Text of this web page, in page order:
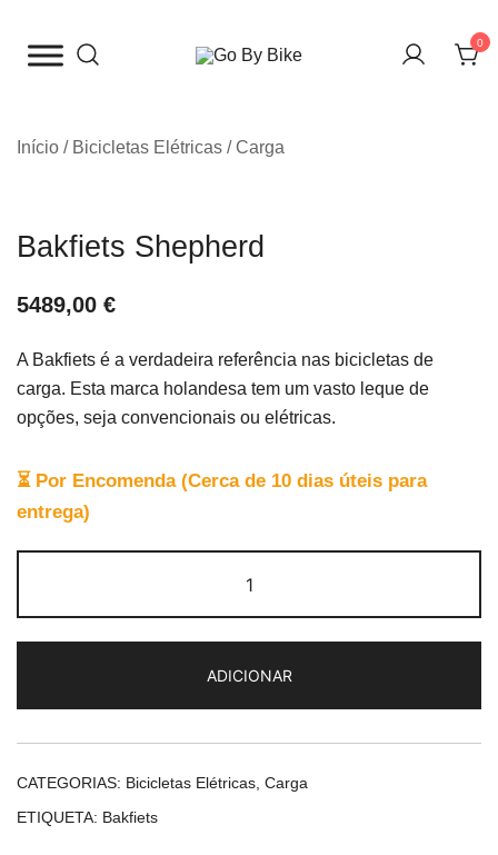
para
0
Início / Bicicletas Elétricas /Carga
Bakfiets Shepherd
5489,00 €
A Bakfiets é a verdadeira referência nas bicicletas de
carga. Esta marca holandesa tem um vasto leque de
opções, seja convencionais ou elétricas.
⏳ Por Encomenda (Cerca de 10 dias úteis para
entrega)
de
Bakfiets
ADICIONAR
CATEGORIAS: Bicicletas Elétricas Carga
ETIQUETA: Bakfiets